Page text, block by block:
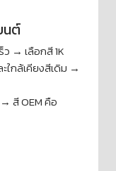
นต์
→ เลือกสี 1K
ใกล้เคียงสีเดิม →
สี OEM คือ